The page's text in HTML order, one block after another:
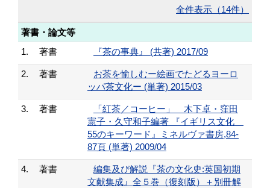
全件表示（14件）
著書・論文等
1.
著書 『茶の事典』 (共著) 2017/09
2. 著書
お茶を愉しむー絵画でたどるヨーロ
ッパ茶文化ー (単著) 2015/03
3. 著書
「紅茶／コーヒー」 木下卓・窪田
憲子・久守和子編著 『イギリス文化
55のキーワード』ミネルヴァ書房,84-
87頁 (単著) 2009/04
4. 著書
編集及び解説『茶の文化史:英国初期
文献集成』全５巻（復刻版）＋別冊解